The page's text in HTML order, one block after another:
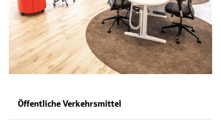
Öffentliche Verkehrsmittel